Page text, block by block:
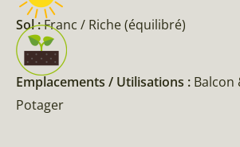
Sol :Franc / Riche (équilibré)
Emplacements / Utilisations : Balcon
Potager